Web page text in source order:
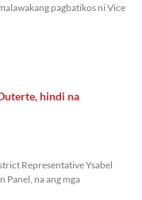
pagbatikos ni Vice
hindi na
Representative Ysabel
Panel, na ang mga